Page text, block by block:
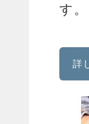
す。
詳